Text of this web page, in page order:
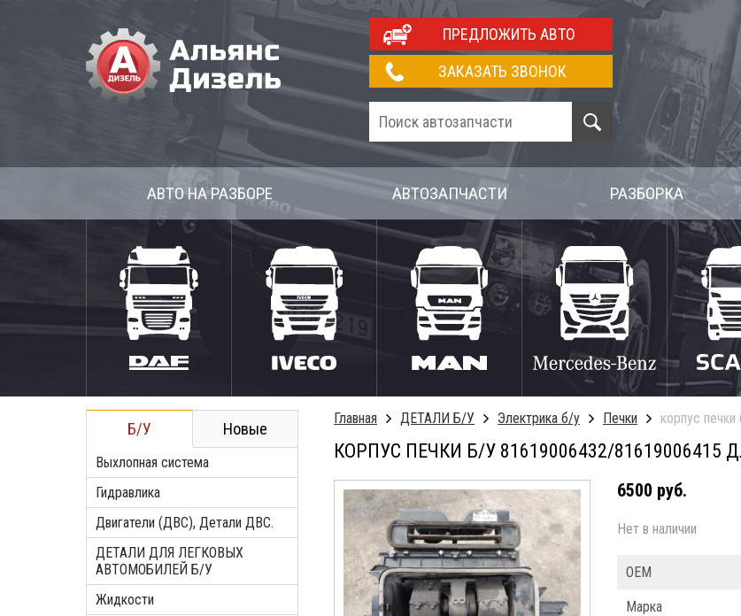
ПРЕДЛОЖИТЬ АВТО
ЗАКАЗАТЬ ЗВОНОК
АВТО НА РАЗБОРЕ АВТОЗАПЧАСТИ РАЗБОРКА
Б/У Новые
Выхлопная система
Гидравлика
Двигатели (ДВС), Детали ДВС.
ДЕТАЛИ ДЛЯ ЛЕГКОВЫХ
АВТОМОБИЛЕЙ Б/У
Жидкости
Главная ДЕТАЛИ Б/У Электрика б/у Печки корпус
КОРПУС ПЕЧКИ Б/У 81619006432/81619006415
6500 руб.
Нет в наличии
ОЕМ
Марка